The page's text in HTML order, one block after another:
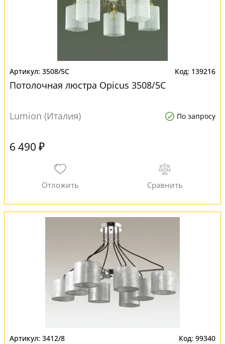
3508/5C 139216
Потолочная люстра Opicus 3508/5C
Lumion (Италия) По запросу
6 490 ₽
3412/8 99340